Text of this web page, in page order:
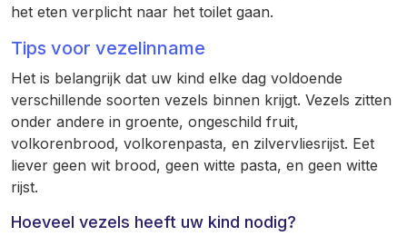
het eten verplicht naar het toilet gaan.
Tips voor vezelinname
Het is belangrijk dat uw kind elke dag voldoende
verschillende soorten vezels binnen krijgt. Vezels zitten
onder andere in groente, ongeschild fruit,
volkorenbrood, volkorenpasta, en zilvervliesrijst. Eet
liever geen wit brood, geen witte pasta, en geen witte
rijst.
Hoeveel vezels heeft uw kind nodig?